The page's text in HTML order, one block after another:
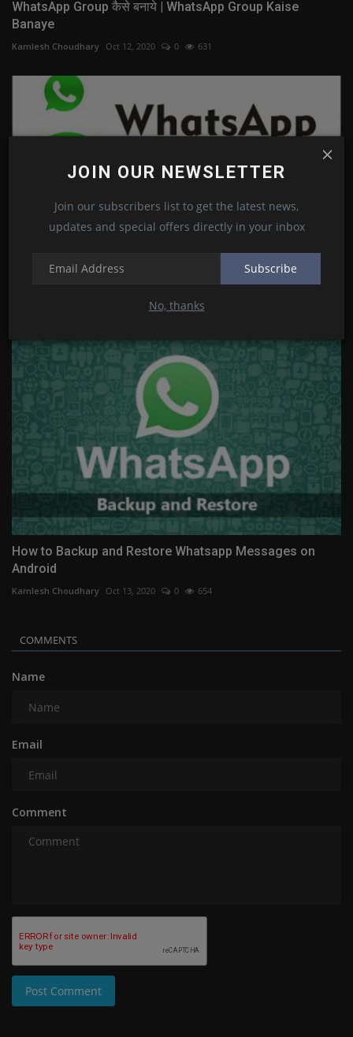
JOIN OUR NEWSLETTER
Join our subscribers list to get the latest news,
updates and special offers directly in your inbox
Subscribe
No, thanks
WhatsApp Group कैसे बनाये | WhatsApp Group Kaise
Banaye
Kamlesh Choudhary Oct 12, 2020 0 631
Whatsapp पर Number को Block और Unblock कैसे करें ?
Oct 14, 2020 0 1411
How to Backup and Restore Whatsapp Messages on
Android
Kamlesh Choudhary Oct 13, 2020 0 654
COMMENTS
Name
Email
Comment
Post Comment